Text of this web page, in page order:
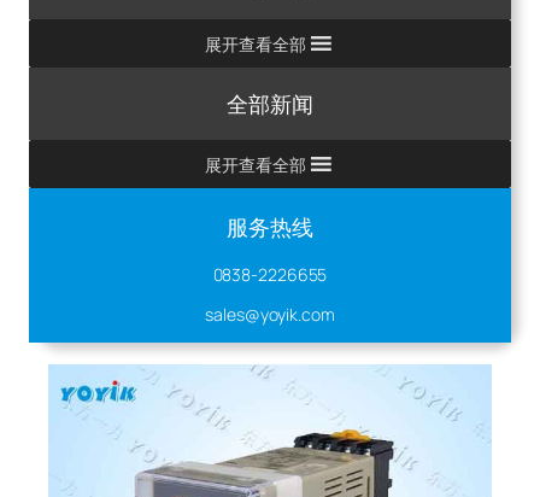
展开查看全部
全部新闻
展开查看全部
服务热线
0838-2226655
sales@yoyik.com